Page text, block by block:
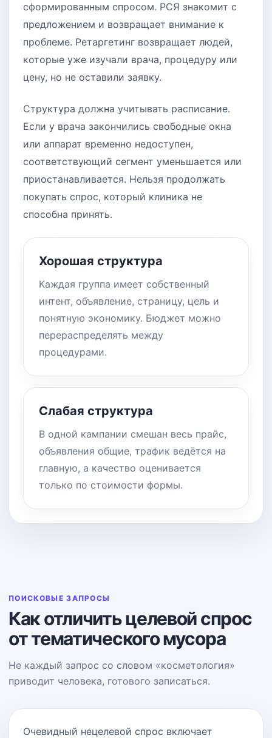
сформированным спросом. РСЯ знакомит с
предложением и возвращает внимание к
проблеме. Ретаргетинг возвращает людей,
которые уже изучали врача, процедуру или
цену, но не оставили заявку.
Структура должна учитывать расписание.
Если у врача закончились свободные окна
или аппарат временно недоступен,
соответствующий сегмент уменьшается или
приостанавливается. Нельзя продолжать
покупать спрос, который клиника не
способна принять.
Хорошая структура
Каждая группа имеет собственный
интент, объявление, страницу, цель и
понятную экономику. Бюджет можно
перераспределять между
процедурами.
Слабая структура
В одной кампании смешан весь прайс,
объявления общие, трафик ведётся на
главную, а качество оценивается
только по стоимости формы.
ПОИСКОВЫЕ ЗАПРОСЫ
Как отличить целевой спрос
от тематического мусора
Не каждый запрос со словом «косметология»
приводит человека, готового записаться.
Очевидный нецелевой спрос включает